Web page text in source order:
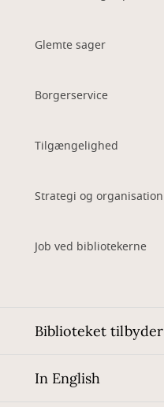
Glemte sager
Borgerservice
Tilgængelighed
Strategi og organisation
Job ved bibliotekerne
Biblioteket tilbyder
In English